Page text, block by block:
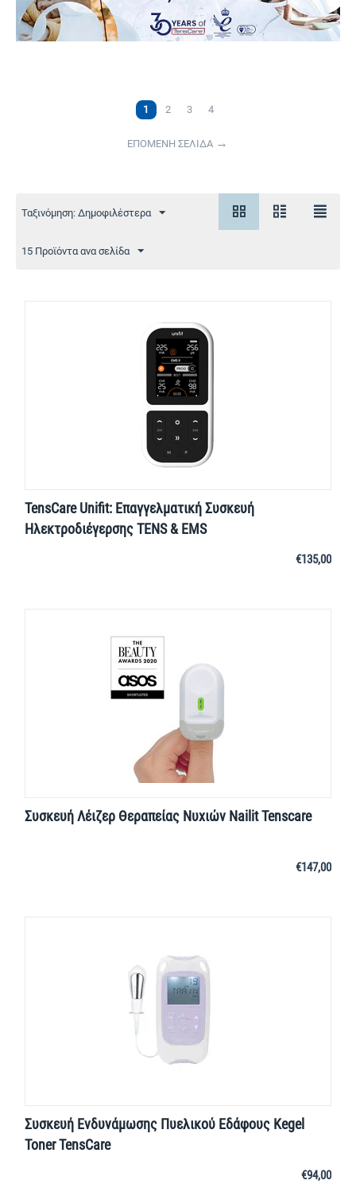
1 2 3 4
ΕΠΟΜΕΝΗ ΣΕΛΙΔΑ
Ταξινόμηση: Δημοφιλέστερα
15 Προϊόντα ανα σελίδα
TensCare Unifit: Επαγγελματική Συσκευή
Ηλεκτροδιέγερσης TENS & EMS
€135,00
Συσκευή Λέιζερ Θεραπείας Νυχιών Nailit Tenscare
€147,00
Συσκευή Ενδυνάμωσης Πυελικού Εδάφους Kegel
Toner TensCare
€94,00